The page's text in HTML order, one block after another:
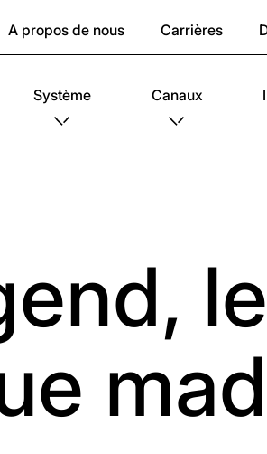
A propos de nous Carrières
Système Canaux